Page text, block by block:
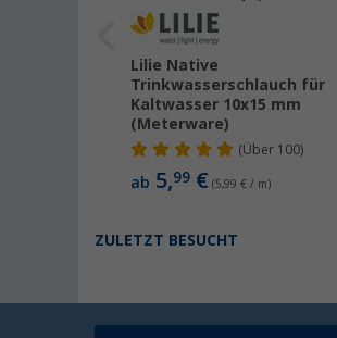
Lilie Native
Trinkwasserschlauch für
Kaltwasser 10x15 mm
(Meterware)
(Über 100)
ab 5,99 € (5,99 € / m)
ZULETZT BESUCHT